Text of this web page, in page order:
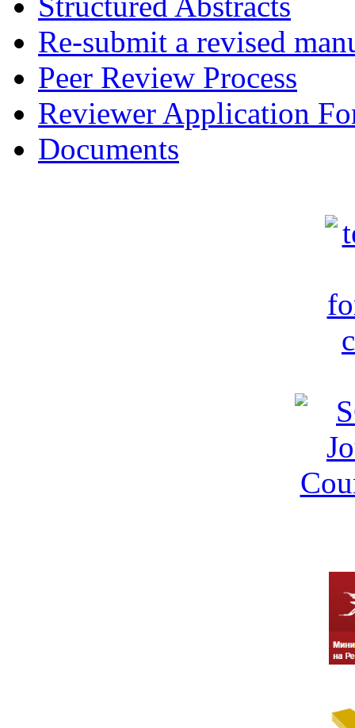
Re-submit a revised
Peer Review Process
Reviewer Application
Documents